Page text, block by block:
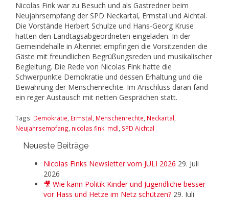
Nicolas Fink war zu Besuch und als Gastredner beim
Neujahrsempfang der SPD Neckartal, Ermstal und Aichtal.
Die Vorstände Herbert Schulze und Hans-Georg Kruse
hatten den Landtagsabgeordneten eingeladen. In der
Gemeindehalle in Altenriet empfingen die Vorsitzenden die
Gäste mit freundlichen Begrüßungsreden und musikalischer
Begleitung. Die Rede von Nicolas Fink hatte die
Schwerpunkte Demokratie und dessen Erhaltung und die
Bewahrung der Menschenrechte. Im Anschluss daran fand
ein reger Austausch mit netten Gesprächen statt.
Tags: Demokratie Ermstal Menschenrechte Neckartal
Neujahrsempfang nicolas fink. mdl SPD Aichtal
Neueste Beiträge
Nicolas Finks Newsletter vom JULI 2026 29. Juli
2026
🎥 Wie kann Politik Kinder und Jugendliche besser
vor Hass und Hetze im Netz schützen? 29. Juli